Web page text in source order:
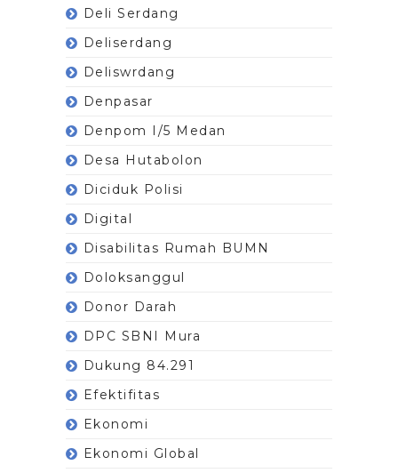
Deli Serdang
Deliserdang
Deliswrdang
Denpasar
Denpom I/5 Medan
Desa Hutabolon
Diciduk Polisi
Digital
Disabilitas Rumah BUMN
Doloksanggul
Donor Darah
DPC SBNI Mura
Dukung 84.291
Efektifitas
Ekonomi
Ekonomi Global